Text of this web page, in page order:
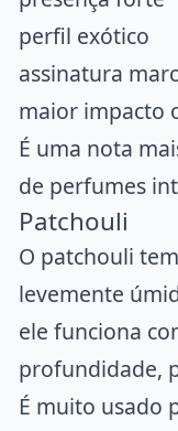
perfil exótico
assinatura
maior impacto
É uma nota
de perfumes
Patchouli
O patchouli
levemente
ele funciona
profundidade,
É muito usado